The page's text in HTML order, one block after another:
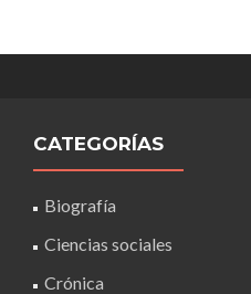
CATEGORÍAS
Biografía
Ciencias sociales
Crónica